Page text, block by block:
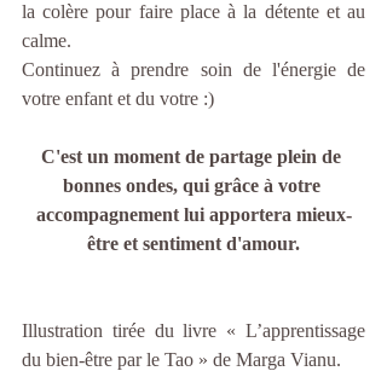
la colère pour faire place à la détente et au
calme.
Continuez à prendre soin de l'énergie de
votre enfant et du votre :)
C'est un moment de partage plein de
bonnes ondes, qui grâce à votre
accompagnement lui apportera mieux-
être et sentiment d'amour.
Illustration tirée du livre « L’apprentissage
du bien-être par le Tao » de Marga Vianu.